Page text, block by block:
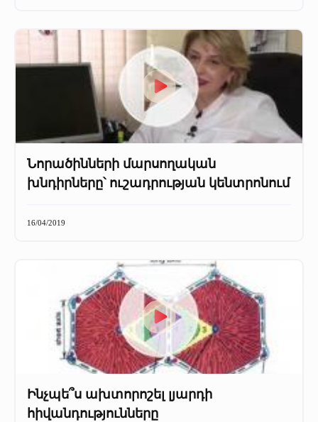
Նորածինների մարսողական
խնդիրները՝ ուշադրության կենտրոնում
16/04/2019
Ինչպե՞ս ախտորոշել լյարդի
հիվանդությունները